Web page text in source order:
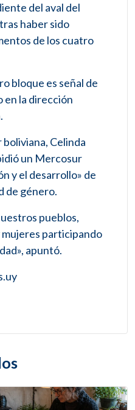
del aval del
haber sido
de los cuatro
bloque es señal de
en la dirección
boliviana, Celinda
un Mercosur
y el desarrollo» de
de género.
pueblos,
mujeres participando
apuntó.